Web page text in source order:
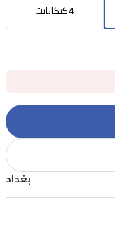
4كيكابايت
بغداد